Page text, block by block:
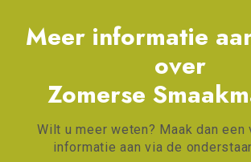
Meer informatie
over
Zomerse
Wilt u meer weten? Maak dan een
informatie aan via de